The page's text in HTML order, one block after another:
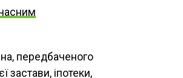
передбаченого
застави, іпотеки,